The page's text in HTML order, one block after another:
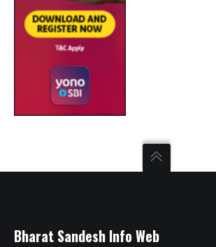
Bharat Sandesh Info Web